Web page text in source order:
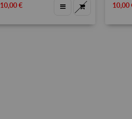
10,00 € 10,00